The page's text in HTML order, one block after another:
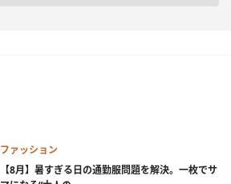
ファッション
【8月】暑すぎる日の通勤服問題を解決。一枚でサ